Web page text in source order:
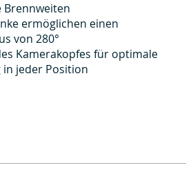
Brennweiten
ermöglichen einen
von 280°
Kamerakopfes für optimale
jeder Position